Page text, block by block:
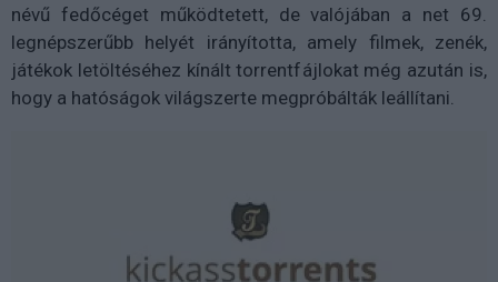
névű fedőcéget működtetett, de valójában a net 69.
legnépszerűbb helyét irányította, amely filmek, zenék,
játékok letöltéséhez kínált torrentfájlokat még azután is,
hogy a hatóságok világszerte megpróbálták leállítani.